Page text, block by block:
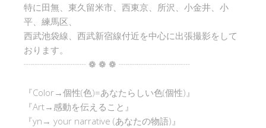
特に田無、東久留米市、西東京、所沢、小金井、小
平、練馬区、
西武池袋線、西武新宿線付近を中心に出張撮影をして
おります。
┈┈┈┈┈┈┈ ❁ ❁ ❁ ┈┈┈┈┈┈┈┈
『Color→個性(色)=あなたらしい色(個性)』
『Art→感動を伝えること』
『yn→ your narrative (あなたの物語)』